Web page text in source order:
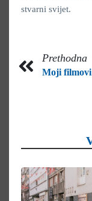
stvarni svijet.
Prethodna
Moji